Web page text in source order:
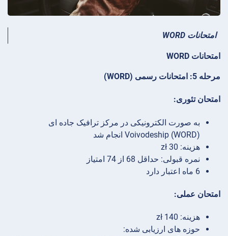
امتحانات WORD
امتحانات WORD
مرحله 5: امتحانات رسمی (WORD)
امتحان تئوری:
به صورت الکترونیکی در مرکز ترافیک جاده ای
Voivodeship (WORD) انجام شد
هزینه: 30 zł
نمره قبولی: حداقل 68 از 74 امتیاز
6 ماه اعتبار دارد
امتحان عملی:
هزینه: 140 zł
حوزه های ارزیابی شده: